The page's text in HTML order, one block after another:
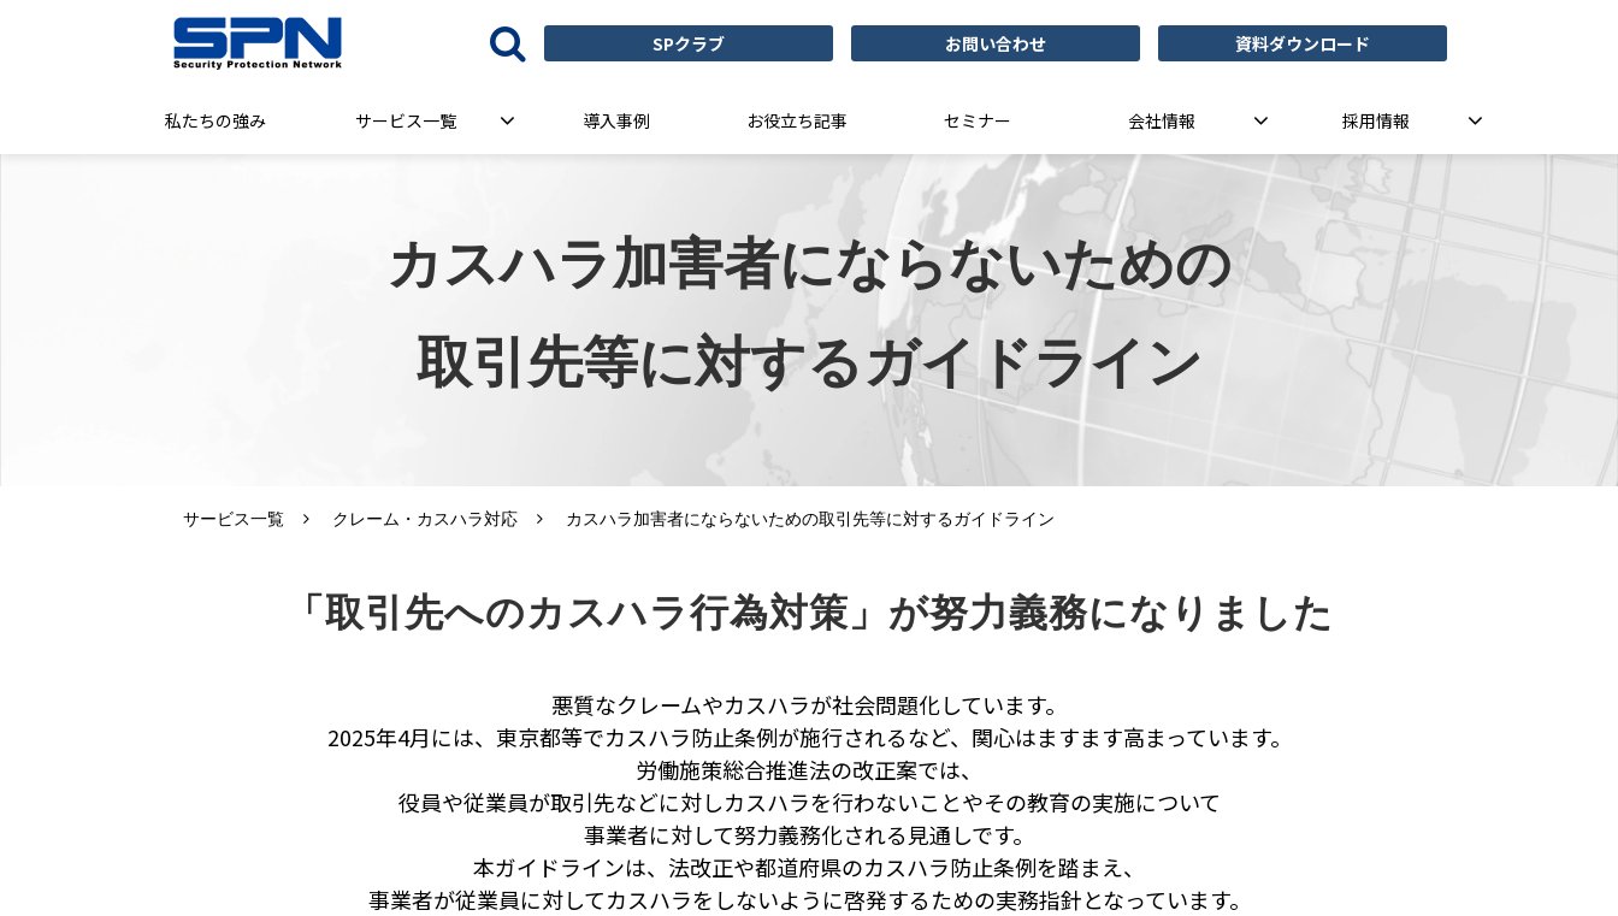
SPクラブ お問い合わせ 資料ダウンロード
私たちの強み サービス一覧 導入事例 お役立ち記事 セミナー 会社情報 採用情報
カスハラ加害者にならないための
取引先等に対するガイドライン
サービス一覧 クレーム・カスハラ対応 カスハラ加害者にならないための取引先等に対するガイドライン
「取引先へのカスハラ行為対策」が努力義務になりました
悪質なクレームやカスハラが社会問題化しています。
2025年4月には、東京都等でカスハラ防止条例が施行されるなど、関心はますます高まっています。
労働施策総合推進法の改正案では、
役員や従業員が取引先などに対しカスハラを行わないことやその教育の実施について
事業者に対して努力義務化される見通しです。
本ガイドラインは、法改正や都道府県のカスハラ防止条例を踏まえ、
事業者が従業員に対してカスハラをしないように啓発するための実務指針となっています。